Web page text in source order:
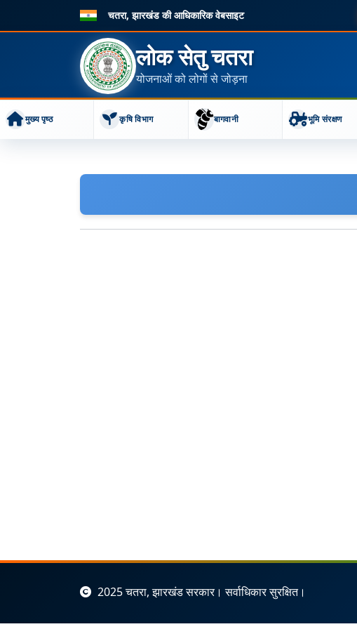
चतरा, झारखंड की आधिकारिक वेबसाइट
लोक सेतु चतरा
योजनाओं को लोगों से जोड़ना
मुख्य पृष्ठ कृषि विभाग बागवानी भूमि संरक्षण
2025 चतरा, झारखंड सरकार। सर्वाधिकार सुरक्षित।